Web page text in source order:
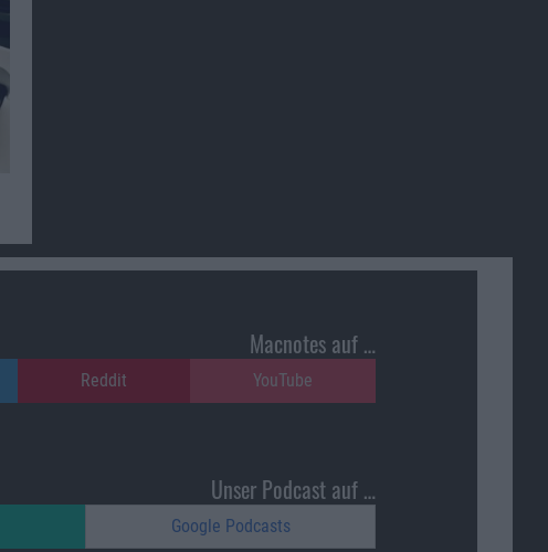
Macnotes auf …
Reddit YouTube
Unser Podcast auf …
Google Podcasts